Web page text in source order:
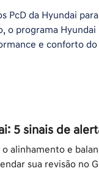
PcD da Hyundai
o programa Hyundai
e conforto
5 sinais de
alinhamento e
sua revisão no